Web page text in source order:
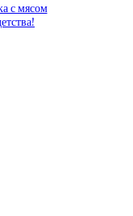
с мясом